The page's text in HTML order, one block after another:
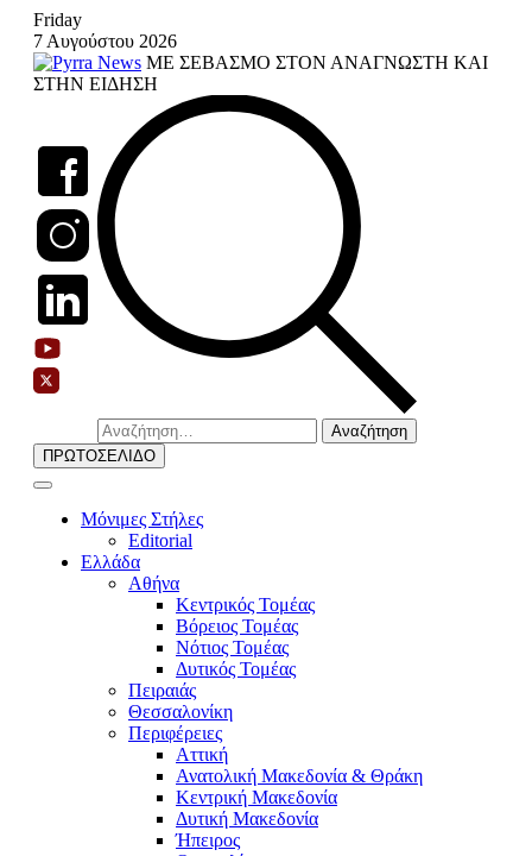
Skip
content
Friday
7 Αυγούστου 2026
ΜΕ ΣΕΒΑΣΜΟ ΣΤΟΝ ΑΝΑΓΝΩΣΤΗ ΚΑΙ
ΣΤΗΝ ΕΙΔΗΣΗ
Αναζήτηση
για:
ΠΡΩΤΟΣΕΛΙΔΟ
Μόνιμες Στήλες
Editorial
Ελλάδα
Αθήνα
Κεντρικός Τομέας
Βόρειος Τομέας
Νότιος Τομέας
Δυτικός Τομέας
Πειραιάς
Θεσσαλονίκη
Περιφέρειες
Αττική
Ανατολική Μακεδονία & Θράκη
Κεντρική Μακεδονία
Δυτική Μακεδονία
Ήπειρος